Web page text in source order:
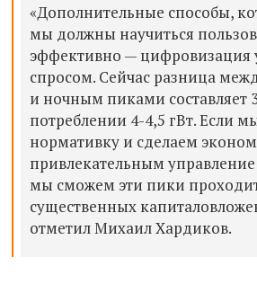
«Дополнительные способы,
мы должны научиться
эффективно — цифровизация
спросом. Сейчас разница
и ночным пиками составляет
потреблении 4-4,5 гВт. Если
нормативку и сделаем
привлекательным
мы сможем эти пики
существенных
отметил Михаил Хардиков.